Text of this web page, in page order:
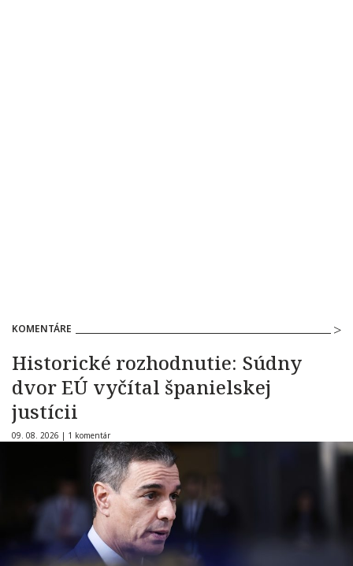
KOMENTÁRE
Historické rozhodnutie: Súdny
dvor EÚ vyčítal španielskej
justícii
09. 08. 2026 | 1 komentár